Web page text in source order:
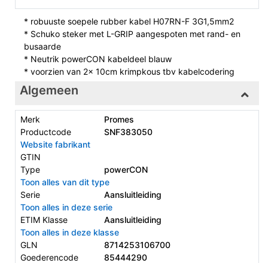
* robuuste soepele rubber kabel H07RN-F 3G1,5mm2
* Schuko steker met L-GRIP aangespoten met rand- en
busaarde
* Neutrik powerCON kabeldeel blauw
* voorzien van 2x 10cm krimpkous tbv kabelcodering
Algemeen
Merk
Promes
Productcode
SNF383050
Website fabrikant
GTIN
Type
powerCON
Toon alles van dit type
Serie
Aansluitleiding
Toon alles in deze serie
ETIM Klasse
Aansluitleiding
Toon alles in deze klasse
GLN
8714253106700
Goederencode
85444290